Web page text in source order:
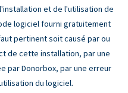
et de l'utilisation de
logiciel fourni gratuitement
pertinent soit causé par ou
de cette installation, par une
par Donorbox, par une erreur
du logiciel.